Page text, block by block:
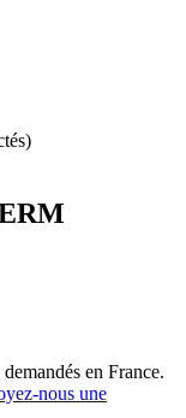
en France.
nous une